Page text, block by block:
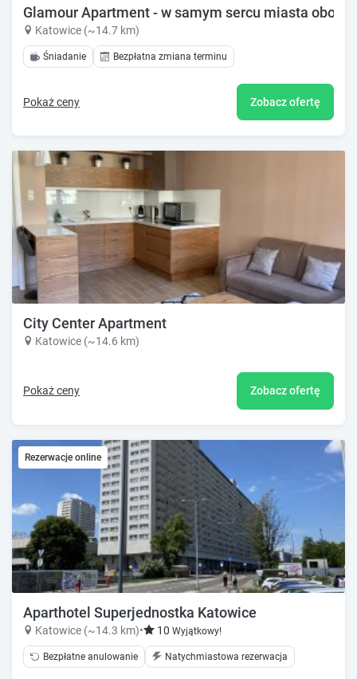
Glamour Apartment - w samym sercu miasta obok
Katowice (~14.7 km)
Śniadanie Bezpłatna zmiana terminu
Pokaż ceny Zobacz ofertę
City Center Apartment
Katowice (~14.6 km)
Pokaż ceny Zobacz ofertę
Rezerwacje online
Aparthotel Superjednostka Katowice
Katowice (~14.3 km)• 10 Wyjątkowy!
Bezpłatne anulowanie Natychmiastowa rezerwacja